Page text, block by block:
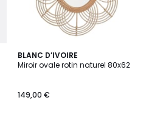
BLANC D’IVOIRE
Miroir ovale rotin naturel 80x62
149,00 €